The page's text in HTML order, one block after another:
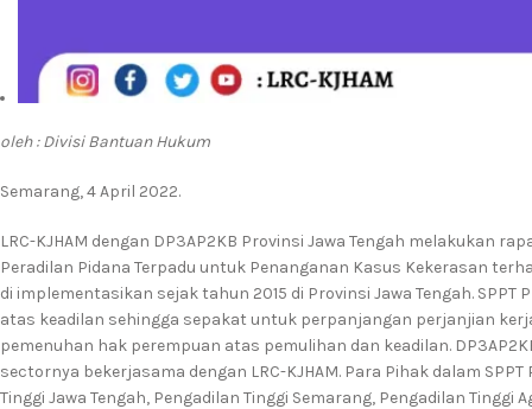
oleh : Divisi Bantuan Hukum
Semarang, 4 April 2022.
LRC-KJHAM dengan DP3AP2KB Provinsi Jawa Tengah melakukan
Peradilan Pidana Terpadu untuk Penanganan Kasus Kekerasan
di implementasikan sejak tahun 2015 di Provinsi Jawa Tengah.
atas keadilan sehingga sepakat untuk perpanjangan perjanjian
pemenuhan hak perempuan atas pemulihan dan keadilan.
sectornya bekerjasama dengan LRC-KJHAM. Para Pihak dalam
Tinggi Jawa Tengah, Pengadilan Tinggi Semarang, Pengadilan